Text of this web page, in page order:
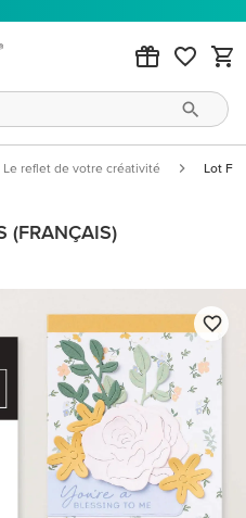
Le reflet de votre créativité Lot
(FRANÇAIS)